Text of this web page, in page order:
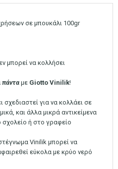
σε μπουκάλι 100gr
μπορεί να κολλήσει
πάντα με Giotto Vinilik!
σχεδιαστεί για να κολλάει σε
και άλλα μικρά αντικείμενα
σχολείο ή στο γραφείο
Vinilik μπορεί να
εύκολα με κρύο νερό